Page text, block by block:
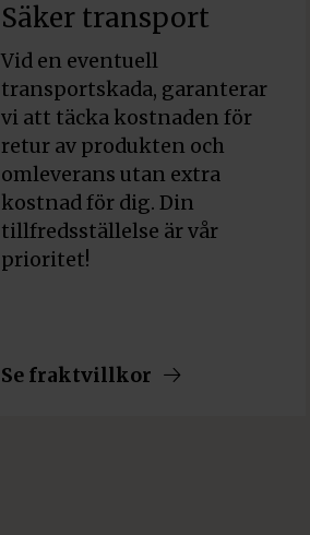
Säker transport
Vid en eventuell
transportskada, garanterar
vi att täcka kostnaden för
retur av produkten och
omleverans utan extra
kostnad för dig. Din
tillfredsställelse är vår
prioritet!
Se fraktvillkor